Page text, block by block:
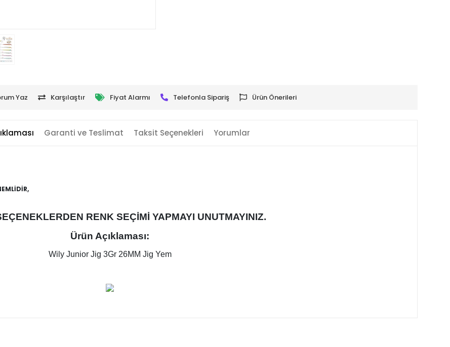
Yaz Karşılaştır Fiyat Alarmı Telefonla Sipariş Ürün Önerileri
Garanti ve Teslimat Taksit Seçenekleri Yorumlar
RENK SEÇİMİ YAPMAYI UNUTMAYINIZ.
Ürün Açıklaması:
Wily Junior Jig 3Gr 26MM Jig Yem